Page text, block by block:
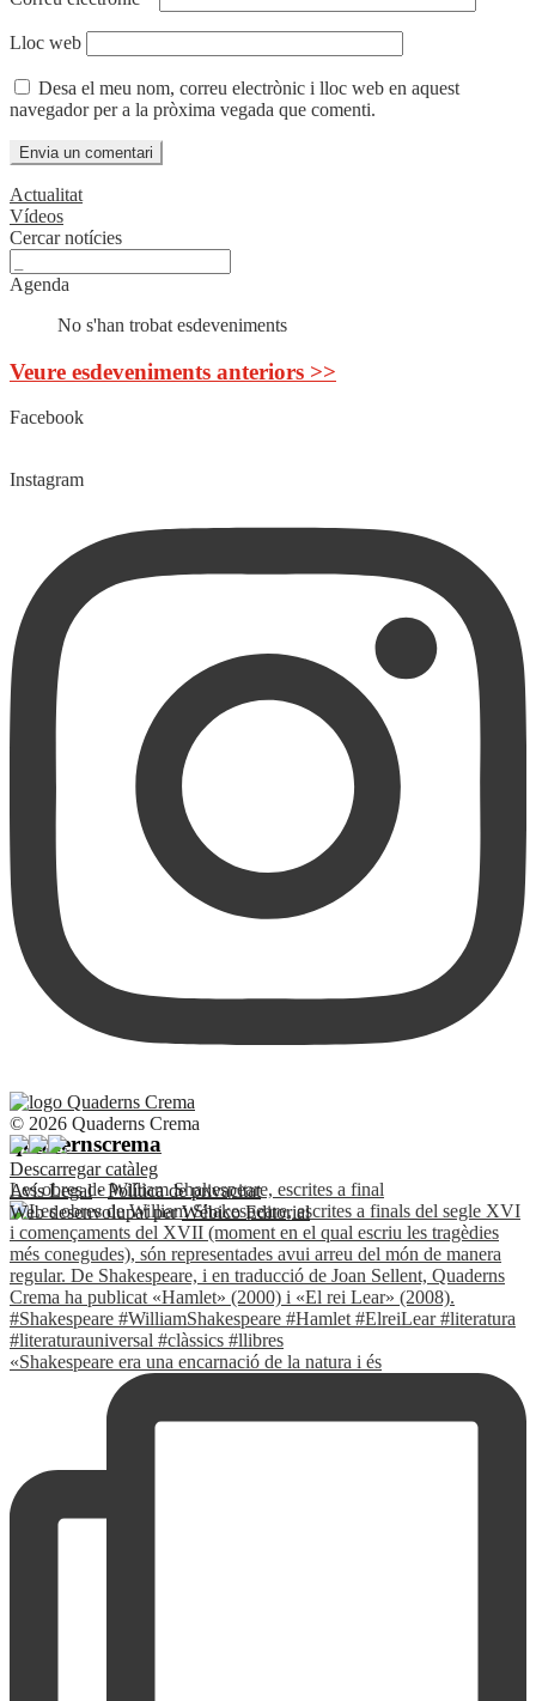
Lloc web
Desa el meu nom, correu electrònic i lloc web en aquest
navegador per a la pròxima vegada que comenti.
Actualitat
Vídeos
Cercar notícies
Agenda
No s'han trobat esdeveniments
Veure esdeveniments anteriors >>
Facebook
Instagram
quadernscrema
Les obres de William Shakespeare, escrites a final
«Shakespeare era una encarnació de la natura i és
© 2026 Quaderns Crema
Descarregar catàleg
Avís Legal·Política de privacitat
Web desenvolupat perWébico Editorial